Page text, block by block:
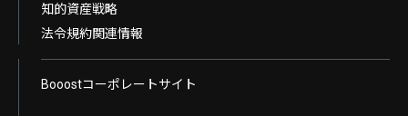
知的資産戦略
法令規約関連情報
Booostコーポレートサイト